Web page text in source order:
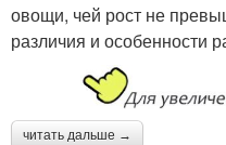
овощи, чей рост не
различия и особенности
читать дальше →